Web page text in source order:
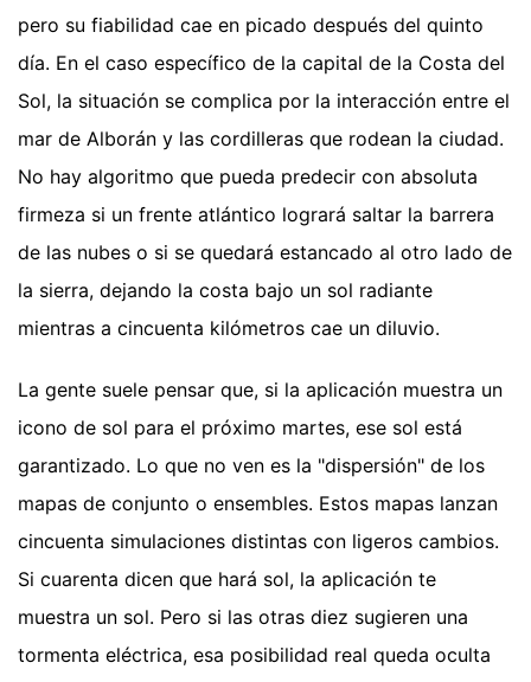
pero su fiabilidad cae en picado después del quinto
día. En el caso específico de la capital de la Costa del
Sol, la situación se complica por la interacción entre el
mar de Alborán y las cordilleras que rodean la ciudad.
No hay algoritmo que pueda predecir con absoluta
firmeza si un frente atlántico logrará saltar la barrera
de las nubes o si se quedará estancado al otro lado de
la sierra, dejando la costa bajo un sol radiante
mientras a cincuenta kilómetros cae un diluvio.
La gente suele pensar que, si la aplicación muestra un
icono de sol para el próximo martes, ese sol está
garantizado. Lo que no ven es la "dispersión" de los
mapas de conjunto o ensembles. Estos mapas lanzan
cincuenta simulaciones distintas con ligeros cambios.
Si cuarenta dicen que hará sol, la aplicación te
muestra un sol. Pero si las otras diez sugieren una
tormenta eléctrica, esa posibilidad real queda oculta